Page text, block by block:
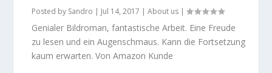
Posted by Sandro | Jul 14, 2017 |About us |
Genialer Bildroman, fantastische Arbeit. Eine Freude
zu lesen und ein Augenschmaus. Kann die Fortsetzung
kaum erwarten. Von Amazon Kunde